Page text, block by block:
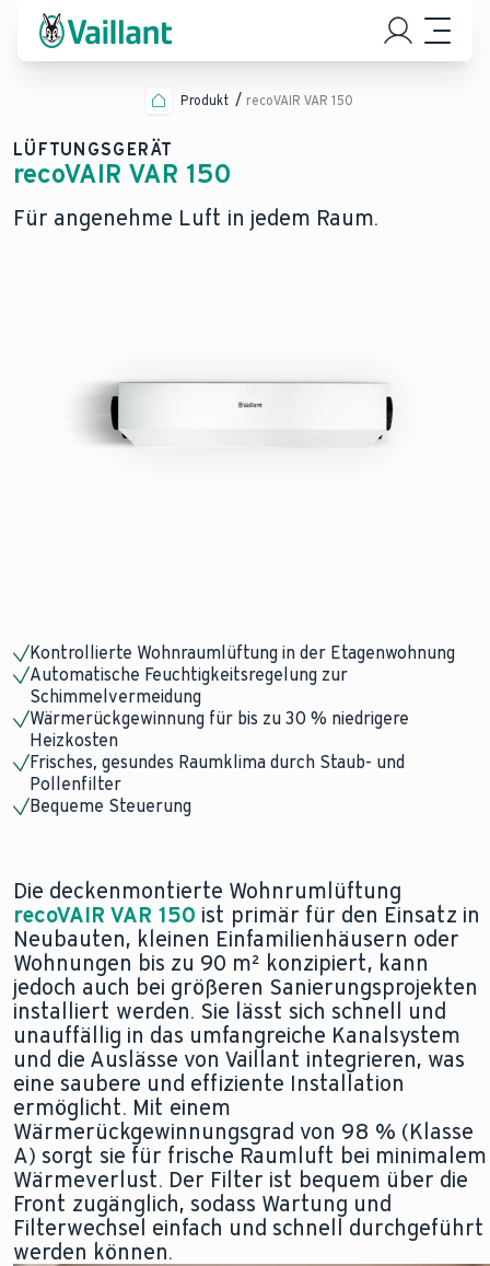
Produkt recoVAIR VAR 150
LÜFTUNGSGERÄT
recoVAIR VAR 150
Für angenehme Luft in jedem Raum.
Kontrollierte Wohnraumlüftung in der Etagenwohnung
Automatische Feuchtigkeitsregelung zur
Schimmelvermeidung
Wärmerückgewinnung für bis zu 30 % niedrigere
Heizkosten
Frisches, gesundes Raumklima durch Staub- und
Pollenfilter
Bequeme Steuerung
Die deckenmontierte Wohnrumlüftung
recoVAIR VAR 150 ist primär für den Einsatz in
Neubauten, kleinen Einfamilienhäusern oder
Wohnungen bis zu 90 m² konzipiert, kann
jedoch auch bei größeren Sanierungsprojekten
installiert werden. Sie lässt sich schnell und
unauffällig in das umfangreiche Kanalsystem
und die Auslässe von Vaillant integrieren, was
eine saubere und effiziente Installation
ermöglicht. Mit einem
Wärmerückgewinnungsgrad von 98 % (Klasse
A) sorgt sie für frische Raumluft bei minimalem
Wärmeverlust. Der Filter ist bequem über die
Front zugänglich, sodass Wartung und
Filterwechsel einfach und schnell durchgeführt
werden können.